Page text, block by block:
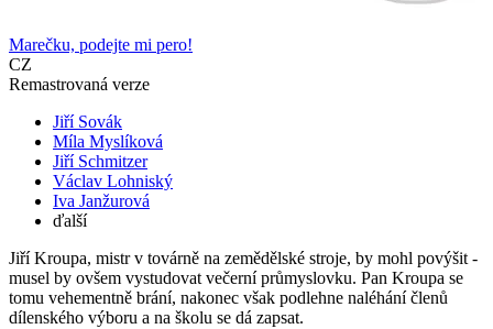
Marečku, podejte mi pero!
CZ
Remastrovaná verze
Jiří Sovák
Míla Myslíková
Jiří Schmitzer
Václav Lohniský
Iva Janžurová
ďalší
Jiří Kroupa, mistr v továrně na zemědělské stroje, by mohl povýšit -
musel by ovšem vystudovat večerní průmyslovku. Pan Kroupa se
tomu vehementně brání, nakonec však podlehne naléhání členů
dílenského výboru a na školu se dá zapsat.